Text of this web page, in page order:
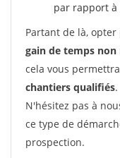
par rapport à
Partant de là,
gain de temps non
cela vous
chantiers qualifiés.
N'hésitez pas à
ce type de
prospection.